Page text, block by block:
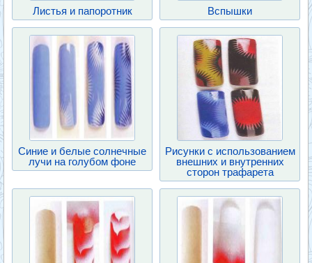
Листья и папоротник Вспышки
Синие и белые солнечные
лучи на голубом фоне
Рисунки с использованием
внешних и внутренних
сторон трафарета